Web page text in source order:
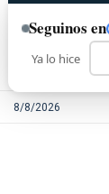
8/8/2026
Seguinos en
Ya lo hice